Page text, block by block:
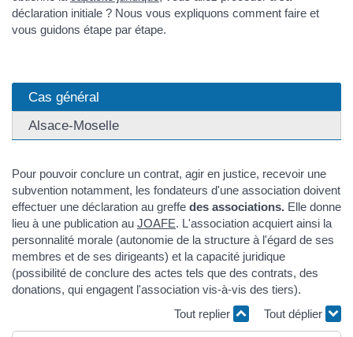
déclaration initiale ? Nous vous expliquons comment faire et
vous guidons étape par étape.
Cas général
Alsace-Moselle
Pour pouvoir conclure un contrat, agir en justice, recevoir une
subvention notamment, les fondateurs d'une association doivent
effectuer une déclaration au greffe des associations. Elle donne
lieu à une publication au JOAFE. L'association acquiert ainsi la
personnalité morale (autonomie de la structure à l'égard de ses
membres et de ses dirigeants) et la capacité juridique
(possibilité de conclure des actes tels que des contrats, des
donations, qui engagent l'association vis-à-vis des tiers).
Tout replier
Tout déplier